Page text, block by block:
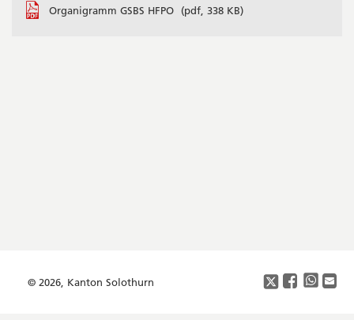
Organigramm GSBS HFPO (pdf, 338 KB)
© 2026, Kanton Solothurn